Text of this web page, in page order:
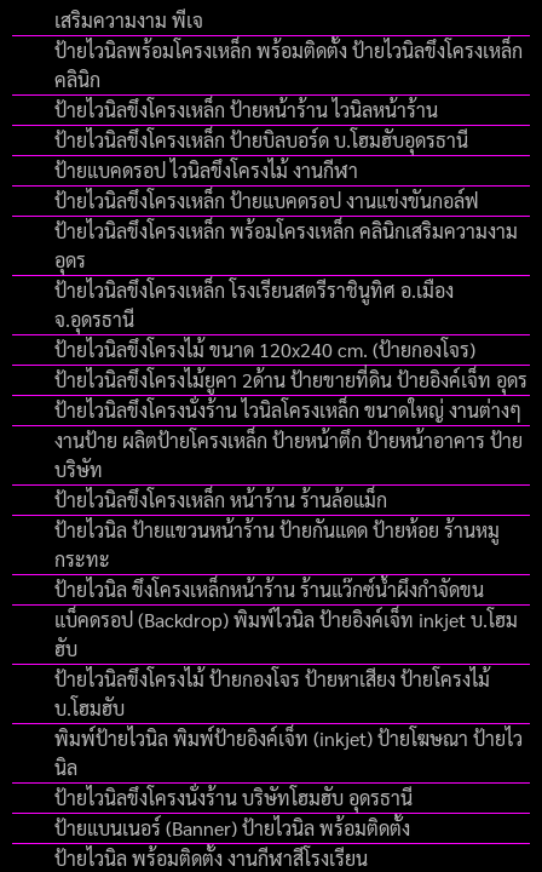
เสริมความงาม พีเจ
ป้ายไวนิลพร้อมโครงเหล็ก พร้อมติดตั้ง ป้ายไวนิลขึงโครงเหล็ก
คลินิก
ป้ายไวนิลขึงโครงเหล็ก ป้ายหน้าร้าน ไวนิลหน้าร้าน
ป้ายไวนิลขึงโครงเหล็ก ป้ายบิลบอร์ด บ.โฮมฮับอุดรธานี
ป้ายแบคดรอป ไวนิลขึงโครงไม้ งานกีฬา
ป้ายไวนิลขึงโครงเหล็ก ป้ายแบคดรอป งานแข่งขันกอล์ฟ
ป้ายไวนิลขึงโครงเหล็ก พร้อมโครงเหล็ก คลินิกเสริมความงาม
อุดร
ป้ายไวนิลขึงโครงเหล็ก โรงเรียนสตรีราชินูทิศ อ.เมือง
จ.อุดรธานี
ป้ายไวนิลขึงโครงไม้ ขนาด 120x240 cm. (ป้ายกองโจร)
ป้ายไวนิลขึงโครงไม้ยูคา 2ด้าน ป้ายขายที่ดิน ป้ายอิงค์เจ็ท อุดร
ป้ายไวนิลขึงโครงนั่งร้าน ไวนิลโครงเหล็ก ขนาดใหญ่ งานต่างๆ
งานป้าย ผลิตป้ายโครงเหล็ก ป้ายหน้าตึก ป้ายหน้าอาคาร ป้าย
บริษัท
ป้ายไวนิลขึงโครงเหล็ก หน้าร้าน ร้านล้อแม็ก
ป้ายไวนิล ป้ายแขวนหน้าร้าน ป้ายกันแดด ป้ายห้อย ร้านหมู
กระทะ
ป้ายไวนิล ขึงโครงเหล็กหน้าร้าน ร้านแว๊กซ์น้ำผึงกำจัดขน
แบ็คดรอป (Backdrop) พิมพ์ไวนิล ป้ายอิงค์เจ็ท inkjet บ.โฮม
ฮับ
ป้ายไวนิลขึงโครงไม้ ป้ายกองโจร ป้ายหาเสียง ป้ายโครงไม้
บ.โฮมฮับ
พิมพ์ป้ายไวนิล พิมพ์ป้ายอิงค์เจ็ท (inkjet) ป้ายโฆษณา ป้ายไว
นิล
ป้ายไวนิลขึงโครงนั่งร้าน บริษัทโฮมฮับ อุดรธานี
ป้ายแบนเนอร์ (Banner) ป้ายไวนิล พร้อมติดตั้ง
ป้ายไวนิล พร้อมติดตั้ง งานกีฬาสีโรงเรียน